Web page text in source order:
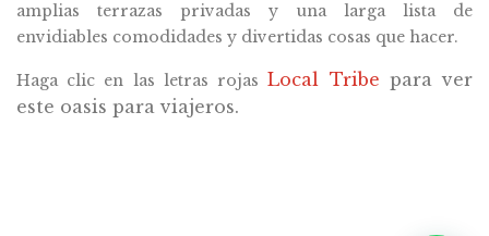
amplias terrazas privadas y una larga lista de
envidiables comodidades y divertidas cosas que hacer.
Haga clic en las letras rojasLocal Tribe para ver
este oasis para viajeros.